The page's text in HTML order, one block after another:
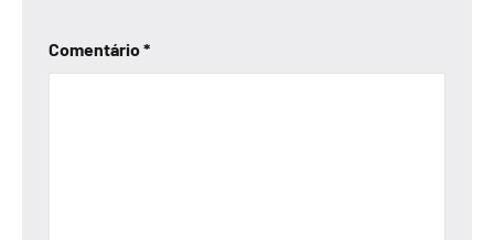
Comentário*